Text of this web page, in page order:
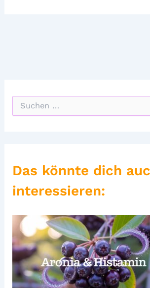
u
n
a
c
h
Das könnte dich
interessieren: